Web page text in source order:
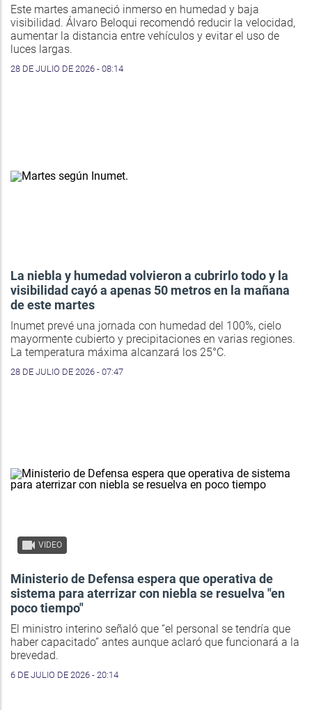
Este martes amaneció inmerso en humedad y baja
visibilidad. Álvaro Beloqui recomendó reducir la velocidad,
aumentar la distancia entre vehículos y evitar el uso de
luces largas.
28 DE JULIO DE 2026 - 08:14
La niebla y humedad volvieron a cubrirlo todo y la
visibilidad cayó a apenas 50 metros en la mañana
de este martes
Inumet prevé una jornada con humedad del 100%, cielo
mayormente cubierto y precipitaciones en varias regiones.
La temperatura máxima alcanzará los 25°C.
28 DE JULIO DE 2026 - 07:47
VIDEO
Ministerio de Defensa espera que operativa de
sistema para aterrizar con niebla se resuelva "en
poco tiempo"
El ministro interino señaló que “el personal se tendría que
haber capacitado” antes aunque aclaró que funcionará a la
brevedad.
6 DE JULIO DE 2026 - 20:14